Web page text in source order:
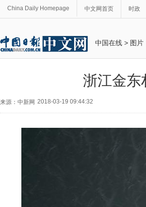
China Daily Homepage 中文网首页 时政
中国在线 > 图片
浙江金东
来源：中新网 2018-03-19 09:44:32